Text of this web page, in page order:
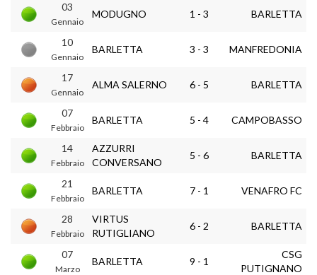
03
Gennaio
MODUGNO 1 - 3 BARLETTA
10
Gennaio
BARLETTA 3 - 3 MANFREDONIA
17
Gennaio
ALMA SALERNO 6 - 5 BARLETTA
07
Febbraio
BARLETTA 5 - 4 CAMPOBASSO
14
Febbraio
AZZURRI
CONVERSANO
5 - 6 BARLETTA
21
Febbraio
BARLETTA 7 - 1 VENAFRO FC
28
Febbraio
VIRTUS
RUTIGLIANO
6 - 2 BARLETTA
07
Marzo
BARLETTA 9 - 1
CSG
PUTIGNANO